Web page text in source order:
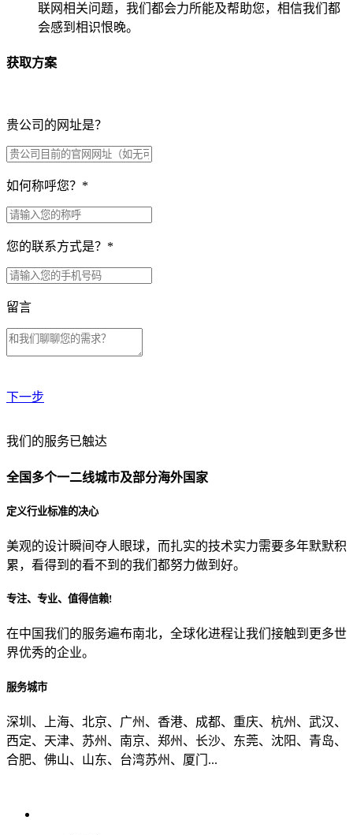
联网相关问题，我们都会力所能及帮助您，相信我们都
会感到相识恨晚。
获取方案
贵公司的网址是？
如何称呼您？ *
您的联系方式是？ *
留言
下一步
贵公司预算范围是？
贵公司的团队规模是？
目前主要的营销渠道是？
我们的服务已触达
全国多个一二线城市及部分海外国家
定义行业标准的决心
美观的设计瞬间夺人眼球，而扎实的技术实力需要多年默默积
累，看得到的看不到的我们都努力做到好。
专注、专业、值得信赖!
在中国我们的服务遍布南北，全球化进程让我们接触到更多世
界优秀的企业。
服务城市
深圳、上海、北京、广州、香港、成都、重庆、杭州、武汉、
西定、天津、苏州、南京、郑州、长沙、东莞、沈阳、青岛、
合肥、佛山、山东、台湾苏州、厦门...